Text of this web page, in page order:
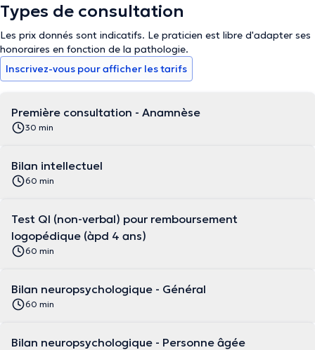
Types de consultation
Les prix donnés sont indicatifs. Le praticien est libre d'adapter ses
honoraires en fonction de la pathologie.
Inscrivez-vous pour afficher les tarifs
Première consultation - Anamnèse
30 min
Bilan intellectuel
60 min
Test QI (non-verbal) pour remboursement
logopédique (àpd 4 ans)
60 min
Bilan neuropsychologique - Général
60 min
Bilan neuropsychologique - Personne âgée